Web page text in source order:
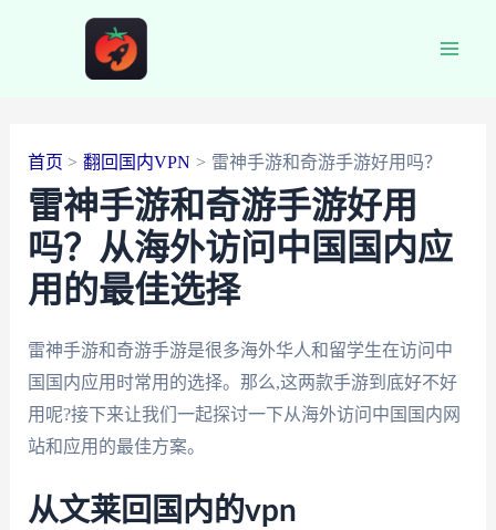
首页 翻回国内VPN 雷神手游和奇游手游好用吗？
雷神手游和奇游手游好用
吗？从海外访问中国国内应
用的最佳选择
雷神手游和奇游手游是很多海外华人和留学生在访问中
国国内应用时常用的选择。那么,这两款手游到底好不好
用呢?接下来让我们一起探讨一下从海外访问中国国内网
站和应用的最佳方案。
从文莱回国内的vpn